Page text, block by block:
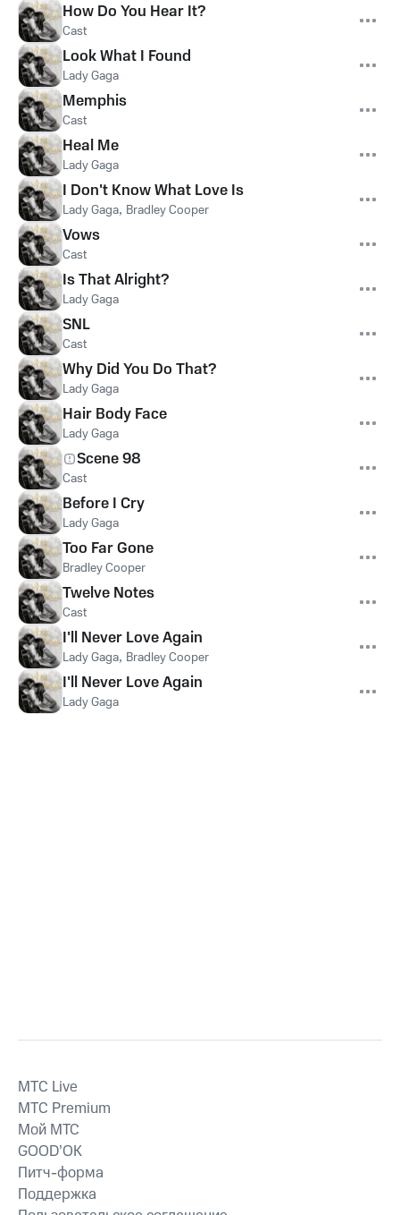
How Do You Hear It?
Cast
Look What I Found
Lady Gaga
Memphis
Cast
Heal Me
Lady Gaga
I Don't Know What Love Is
Lady Gaga, Bradley Cooper
Vows
Cast
Is That Alright?
Lady Gaga
SNL
Cast
Why Did You Do That?
Lady Gaga
Hair Body Face
Lady Gaga
Scene 98
Cast
Before I Cry
Lady Gaga
Too Far Gone
Bradley Cooper
Twelve Notes
Cast
I'll Never Love Again
Lady Gaga, Bradley Cooper
I'll Never Love Again
Lady Gaga
MTС Live
MTС Premium
Мой МТС
GOOD’OK
Питч-форма
Поддержка